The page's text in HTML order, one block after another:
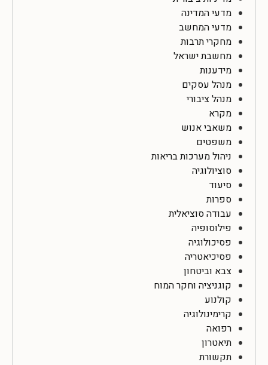
מדעי המדינה
מדעי המחשב
מחקרי תרבות
מחשבת ישראל
מידענות
מנהל עסקים
מנהל ציבורי
מקרא
משאבי אנוש
משפטים
ניהול מערכות בריאות
סוציולוגיה
סיעוד
ספרות
עבודה סוציאלית
פילוסופיה
פסיכולוגיה
פסיכיאטריה
צבא וביטחון
קוגניציה וחקר המוח
קולנוע
קרימינולוגיה
רפואה
תיאטרון
תקשורת